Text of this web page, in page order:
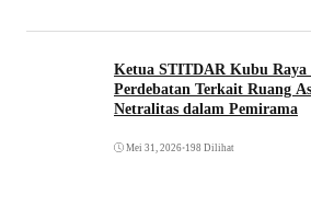
Ketua STITDAR Kubu
Perdebatan Terkait Ruang
Netralitas dalam Pemirama
Mei 31, 2026•198 Dilihat